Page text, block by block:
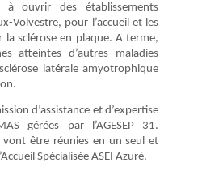
à ouvrir des établissements
Volvestre, pour l’accueil et les
la sclérose en plaque. A terme,
atteintes d’autres maladies
latérale amyotrophique
d’assistance et d’expertise
gérées par l’AGESEP 31.
vont être réunies en un seul et
Spécialisée ASEI Azuré.